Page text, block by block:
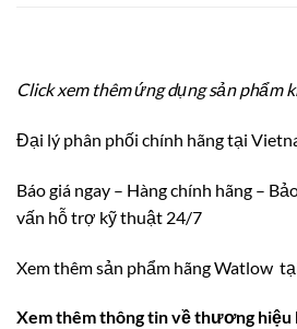
Click xem thêm ứng dụng sản phẩm
Đại lý phân phối chính hãng tại
Báo giá ngay – Hàng chính hãng –
vấn hỗ trợ kỹ thuật 24/7
Xem thêm sản phẩm hãng Watlow
Xem thêm thông tin về thương hiệu